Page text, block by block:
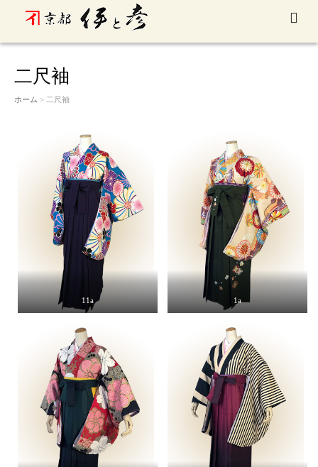
二尺袖
ホーム > 二尺袖
11a 1a